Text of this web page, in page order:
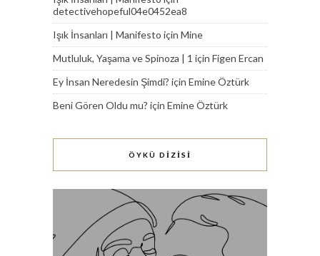
detectivehopeful04e0452ea8
Işık İnsanları | Manifesto için Mine
Mutluluk, Yaşama ve Spinoza | 1 için Figen Ercan
Ey İnsan Neredesin Şimdi? için Emine Öztürk
Beni Gören Oldu mu? için Emine Öztürk
ÖYKÜ DİZİSİ